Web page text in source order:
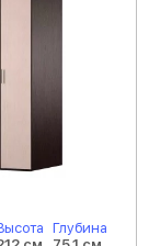
Глубина